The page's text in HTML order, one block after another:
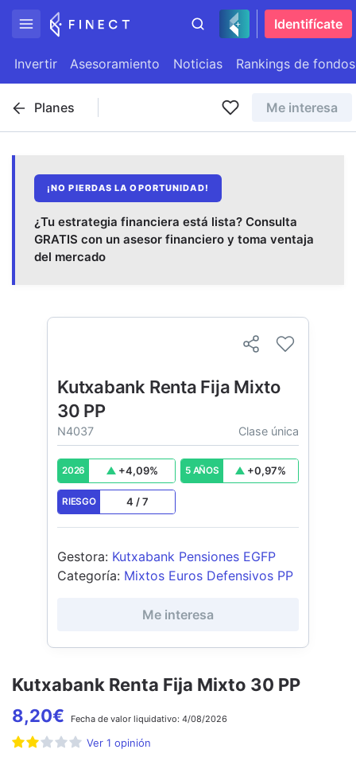
Identifícate
Invertir Asesoramiento Noticias Rankings de fondos
Planes Me interesa
¡NO PIERDAS LA OPORTUNIDAD!
¿Tu estrategia financiera está lista? Consulta
GRATIS con un asesor financiero y toma ventaja
del mercado
Kutxabank Renta Fija Mixto 30 PP
8,20€ Fecha de valor liquidativo: 4/08/2026
Ver 1 opinión
Kutxabank Renta Fija Mixto
30 PP
N4037 Clase única
2026 +4,09% 5 AÑOS +0,97%
RIESGO 4 /7
Gestora: Kutxabank Pensiones EGFP
Categoría: Mixtos Euros Defensivos PP
Me interesa